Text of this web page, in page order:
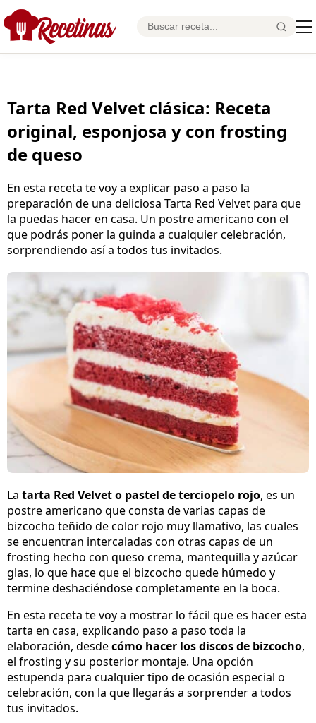
Tarta Red Velvet clásica: Receta
original, esponjosa y con frosting
de queso
En esta receta te voy a explicar paso a paso la
preparación de una deliciosa Tarta Red Velvet para que
la puedas hacer en casa. Un postre americano con el
que podrás poner la guinda a cualquier celebración,
sorprendiendo así a todos tus invitados.
La tarta Red Velvet o pastel de terciopelo rojo, es un
postre americano que consta de varias capas de
bizcocho teñido de color rojo muy llamativo, las cuales
se encuentran intercaladas con otras capas de un
frosting hecho con queso crema, mantequilla y azúcar
glas, lo que hace que el bizcocho quede húmedo y
termine deshaciéndose completamente en la boca.
En esta receta te voy a mostrar lo fácil que es hacer esta
tarta en casa, explicando paso a paso toda la
elaboración, desdecómo hacer los discos de bizcocho,
el frosting y su posterior montaje. Una opción
estupenda para cualquier tipo de ocasión especial o
celebración, con la que llegarás a sorprender a todos
tus invitados.